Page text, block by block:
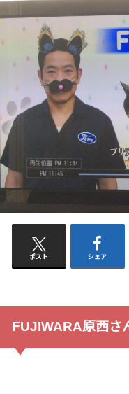
ポスト シェア
FUJIWARA原西さ